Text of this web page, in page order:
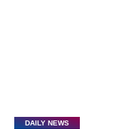
DAILY NEWS